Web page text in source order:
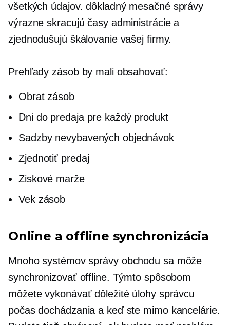
všetkých údajov.dôkladnýmesačné správy
výrazne skracujú časy administrácie a
zjednodušujú škálovanie vašej firmy.
Prehľady zásob by mali obsahovať:
Obrat zásob
Dni do predaja pre každý produkt
Sadzby nevybavených objednávok
Zjednotiť predaj
Ziskové marže
Vek zásob
Online a offline synchronizácia
Mnoho systémov správy obchodu sa môže
synchronizovať offline. Týmto spôsobom
môžete vykonávať dôležité úlohy správcu
počas dochádzania a keď ste mimo kancelárie.